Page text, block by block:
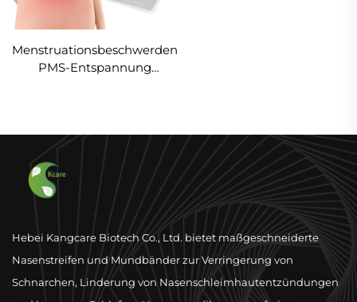
Menstruationsbeschwerden
PMS-Entspannung
Entspannungs-Pflaster
Hebei Kangcare Biotech Co., Ltd. bietet maßgeschneiderte
Nasenstreifen und Mundbänder zur Verringerung von
Schnarchen, Linderung von Nasenschleimhautentzündungen